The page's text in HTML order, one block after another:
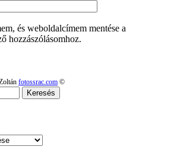
és weboldalcímem mentése a
hozzászólásomhoz.
fotossrac.com ©
Keresés